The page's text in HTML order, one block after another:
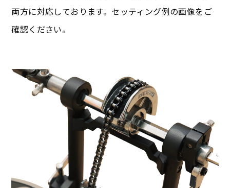
両方に対応しております。セッティング例の画像をご
確認ください。